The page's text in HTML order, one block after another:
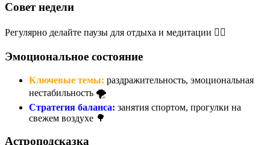
Совет недели
Регулярно делайте паузы для отдыха и медитации 🧘‍♀️
Эмоциональное состояние
Ключевые темы: раздражительность, эмоциональная
нестабильность 🌪️
Стратегия баланса: занятия спортом, прогулки на
свежем воздухе 🌳
Астроподсказка